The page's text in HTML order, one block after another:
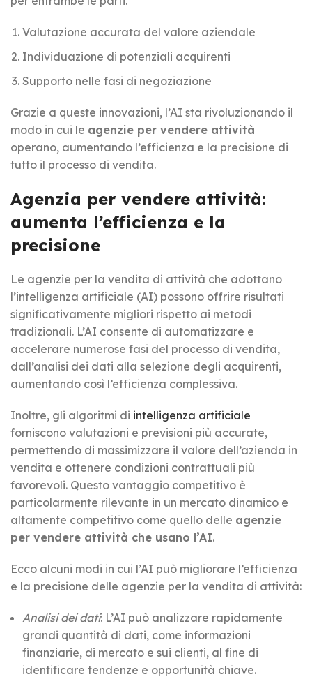
Valutazione accurata del valore aziendale
Individuazione di potenziali acquirenti
Supporto nelle fasi di negoziazione
Grazie a queste innovazioni, l’AI sta rivoluzionando il
modo in cui le agenzie per vendere attività
operano, aumentando l’efficienza e la precisione di
tutto il processo di vendita.
Agenzia per vendere attività:
aumenta l’efficienza e la
precisione
Le agenzie per la vendita di attività che adottano
l’intelligenza artificiale (AI) possono offrire risultati
significativamente migliori rispetto ai metodi
tradizionali. L’AI consente di automatizzare e
accelerare numerose fasi del processo di vendita,
dall’analisi dei dati alla selezione degli acquirenti,
aumentando così l’efficienza complessiva.
Inoltre, gli algoritmi di intelligenza artificiale
forniscono valutazioni e previsioni più accurate,
permettendo di massimizzare il valore dell’azienda in
vendita e ottenere condizioni contrattuali più
favorevoli. Questo vantaggio competitivo è
particolarmente rilevante in un mercato dinamico e
altamente competitivo come quello delle agenzie
per vendere attività che usano l’AI.
Ecco alcuni modi in cui l’AI può migliorare l’efficienza
e la precisione delle agenzie per la vendita di attività:
Analisi dei dati: L’AI può analizzare rapidamente
grandi quantità di dati, come informazioni
finanziarie, di mercato e sui clienti, al fine di
identificare tendenze e opportunità chiave.